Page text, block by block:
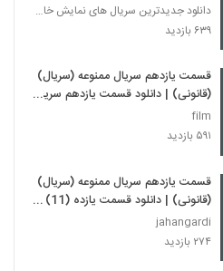
دانلود جدیدترین سریال های نمایش خانگی
۶۳۹ بازدید
قسمت یازدهم سریال ممنوعه (سریال)
(قانونی) | دانلود قسمت یازدهم سریال
ممنوعه یازده -11-
film
۵۹۱ بازدید
قسمت یازدهم سریال ممنوعه (سریال)
(قانونی) | دانلود قسمت یازده (11)
سریال ممنوعه .یازده
jahangardi
۲۷۴ بازدید